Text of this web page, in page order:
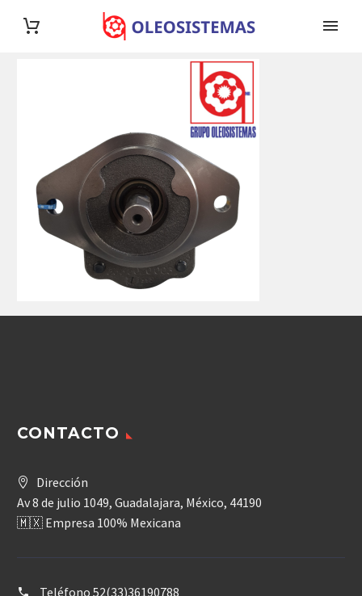
CONTACTO
Dirección
Av 8 de julio 1049, Guadalajara, México, 44190
🇲🇽 Empresa 100% Mexicana
Teléfono 52(33)36190788